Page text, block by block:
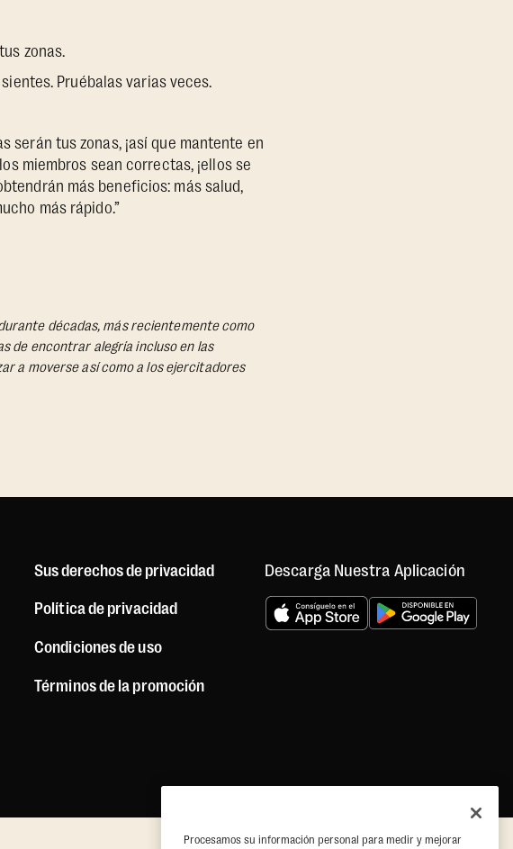
zonas.
Pruébalas varias veces.
serán tus zonas, ¡así que mantente en
miembros sean correctas, ¡ellos se
más beneficios: más salud,
más rápido.”
décadas, más recientemente como
de encontrar alegría incluso en las
a moverse así como a los ejercitadores
Sus derechos de privacidad
Política de privacidad
Condiciones de uso
Términos de la promoción
Descarga Nuestra Aplicación
Procesamos su información personal para medir y mejorar